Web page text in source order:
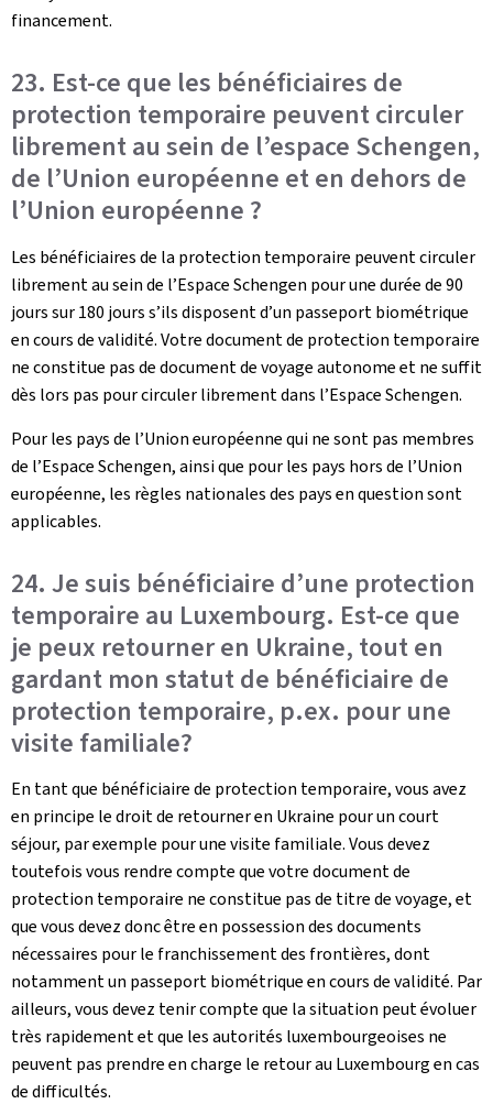
financement.
23. Est-ce que les bénéficiaires de
protection temporaire peuvent circuler
librement au sein de l’espace Schengen,
de l’Union européenne et en dehors de
l’Union européenne ?
Les bénéficiaires de la protection temporaire peuvent circuler
librement au sein de l’Espace Schengen pour une durée de 90
jours sur 180 jours s’ils disposent d’un passeport biométrique
en cours de validité. Votre document de protection temporaire
ne constitue pas de document de voyage autonome et ne suffit
dès lors pas pour circuler librement dans l’Espace Schengen.
Pour les pays de l’Union européenne qui ne sont pas membres
de l’Espace Schengen, ainsi que pour les pays hors de l’Union
européenne, les règles nationales des pays en question sont
applicables.
24. Je suis bénéficiaire d’une protection
temporaire au Luxembourg. Est-ce que
je peux retourner en Ukraine, tout en
gardant mon statut de bénéficiaire de
protection temporaire, p.ex. pour une
visite familiale?
En tant que bénéficiaire de protection temporaire, vous avez
en principe le droit de retourner en Ukraine pour un court
séjour, par exemple pour une visite familiale. Vous devez
toutefois vous rendre compte que votre document de
protection temporaire ne constitue pas de titre de voyage, et
que vous devez donc être en possession des documents
nécessaires pour le franchissement des frontières, dont
notamment un passeport biométrique en cours de validité. Par
ailleurs, vous devez tenir compte que la situation peut évoluer
très rapidement et que les autorités luxembourgeoises ne
peuvent pas prendre en charge le retour au Luxembourg en cas
de difficultés.